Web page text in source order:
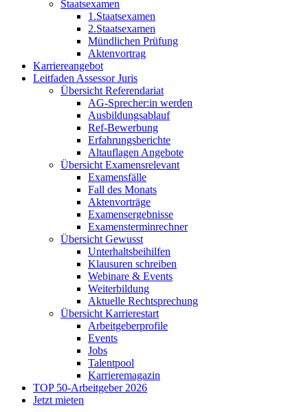
Staatsexamen
1.Staatsexamen
2.Staatsexamen
Mündlichen Prüfung
Aktenvortrag
Karriereangebot
Leitfaden Assessor Juris
Übersicht Referendariat
AG-Sprecher:in werden
Ausbildungsablauf
Ref-Bewerbung
Erfahrungsberichte
Altauflagen Angebote
Übersicht Examensrelevant
Examensfälle
Fall des Monats
Aktenvorträge
Examensergebnisse
Examensterminrechner
Übersicht Gewusst
Unterhaltsbeihilfen
Klausuren schreiben
Webinare & Events
Weiterbildung
Aktuelle Rechtsprechung
Übersicht Karrierestart
Arbeitgeberprofile
Events
Jobs
Talentpool
Karrieremagazin
TOP 50-Arbeitgeber 2026
Jetzt mieten